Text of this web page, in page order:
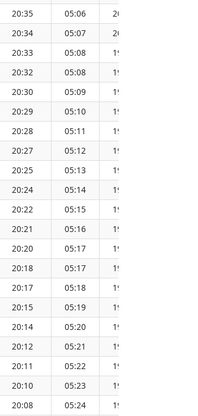
20:35 05:06 20:01
20:34 05:07 20:00
20:33 05:08 19:59
20:32 05:08 19:58
20:30 05:09 19:57
20:29 05:10 19:55
20:28 05:11 19:54
20:27 05:12 19:53
20:25 05:13 19:52
20:24 05:14 19:51
20:22 05:15 19:49
20:21 05:16 19:48
20:20 05:17 19:47
20:18 05:17 19:45
20:17 05:18 19:44
20:15 05:19 19:43
20:14 05:20 19:41
20:12 05:21 19:40
20:11 05:22 19:39
20:10 05:23 19:37
20:08 05:24 19:36